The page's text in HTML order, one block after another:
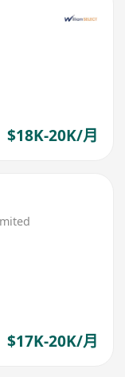
$18K-20K/月
$17K-20K/月